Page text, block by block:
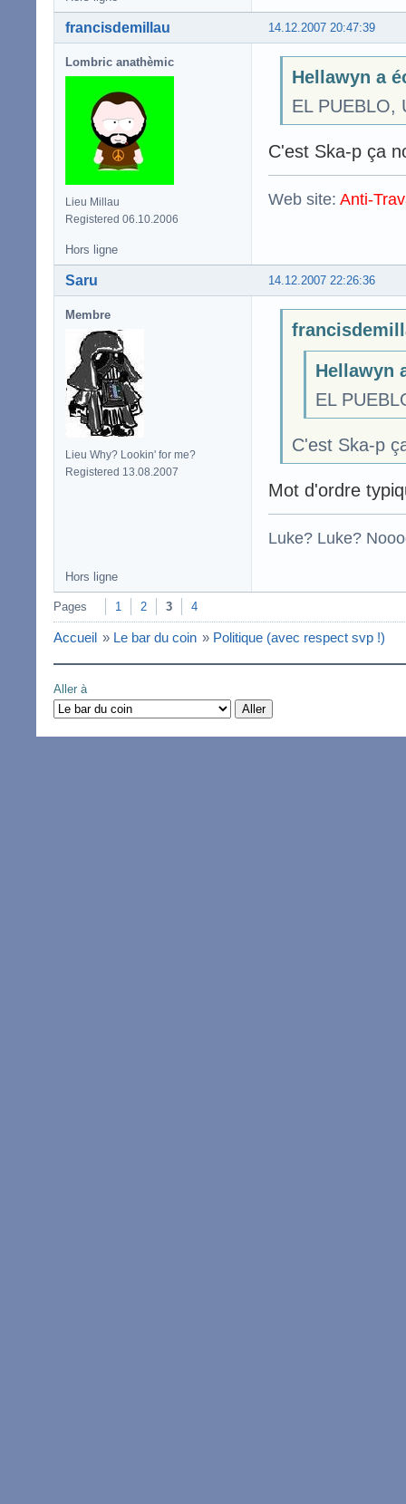
14.12.2007 20:47:39
francisdemillau
Lombric anathèmic
Lieu Millau
Registered 06.10.2006
Hellawyn a
EL PUEBLO,
C'est Ska-p ça
Web site: Anti-
Hors ligne
14.12.2007 22:26:36
Saru
Membre
Lieu Why? Lookin' for me?
Registered 13.08.2007
Hellawyn
EL
C'est Ska-p
Mot d'ordre
Luke? Luke?
Hors ligne
Pages 1 2 3 4
Accueil » Le bar du coin » Politique (avec respect svp !)
Aller à